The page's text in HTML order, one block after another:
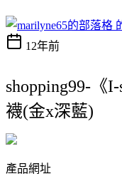
12年前
shopping99-《
襪(金x深藍)
產品網址